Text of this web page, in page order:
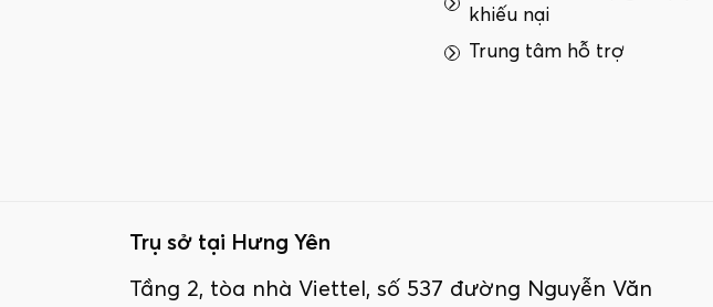
khiếu nại
Trung tâm hỗ trợ
Trụ sở tại Hưng Yên
Tầng 2, tòa nhà Viettel, số 537 đường Nguyễn Văn